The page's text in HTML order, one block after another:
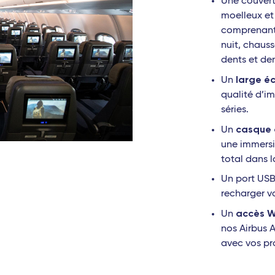
moelleux
nuit,
dents et
Un large
qualité
séries.
Un casque
une
total dans
Un port
recharger
Un accès
nos Airbus
avec vos